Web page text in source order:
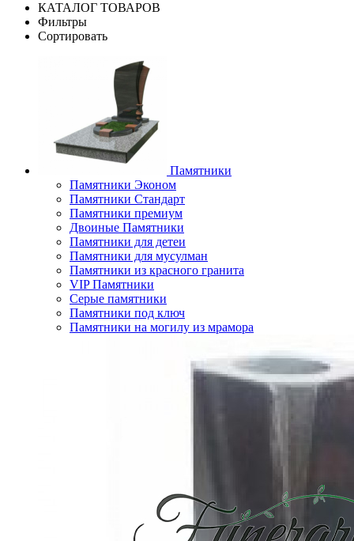
КАТАЛОГ ТОВАРОВ
Фильтры
Сортировать
Памятники
Памятники Эконом
Памятники Стандарт
Памятники премиум
Двоиные Памятники
Памятники для детеи
Памятники для мусулман
Памятники из красного гранита
VIP Памятники
Серые памятники
Памятники под ключ
Памятники на могилу из мрамора